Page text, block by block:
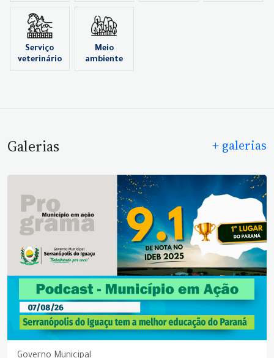
Serviço
veterinário
Meio
ambiente
Galerias + galerias